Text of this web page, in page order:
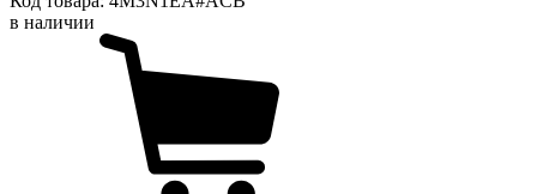
в наличии